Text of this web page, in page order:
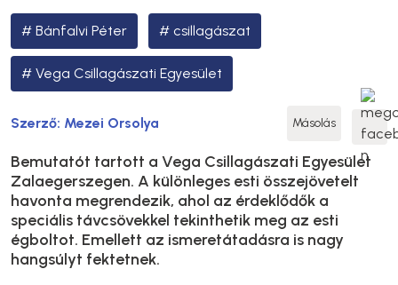
Bánfalvi Péter csillagászat
Vega Csillagászati Egyesület
Szerző: Mezei Orsolya Másolás
Bemutatót tartott a Vega Csillagászati Egyesület
Zalaegerszegen. A különleges esti összejövetelt
havonta megrendezik, ahol az érdeklődők a
speciális távcsövekkel tekinthetik meg az esti
égboltot. Emellett az ismeretátadásra is nagy
hangsúlyt fektetnek.